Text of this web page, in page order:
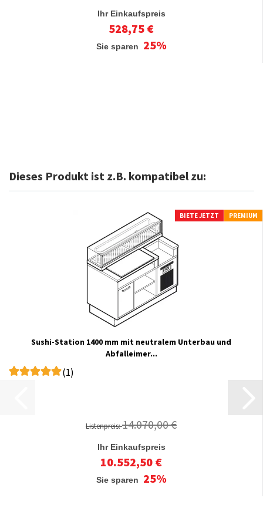
Ihr Einkaufspreis
528,75 €
Sie sparen 25%
Dieses Produkt ist z.B. kompatibel zu:
BIETE JETZT PREMIUM
Sushi-Station 1400 mm mit neutralem Unterbau und
Abfalleimer...
(1)
Listenpreis:14.070,00 €
Ihr Einkaufspreis
10.552,50 €
Sie sparen 25%